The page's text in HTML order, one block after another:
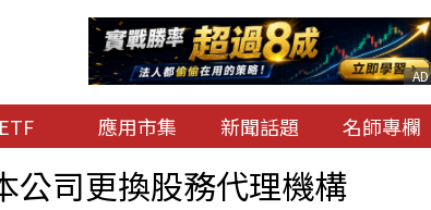
AD
ETF 應用市集 新聞話題 名師專欄
公司更換股務代理機構